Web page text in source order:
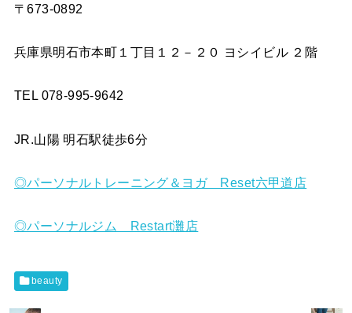
〒673-0892
兵庫県明石市本町１丁目１２－２０ ヨシイビル ２階
TEL 078-995-9642
JR.山陽 明石駅徒歩6分
◎パーソナルトレーニング＆ヨガ Reset六甲道店
◎パーソナルジム Restart灘店
beauty